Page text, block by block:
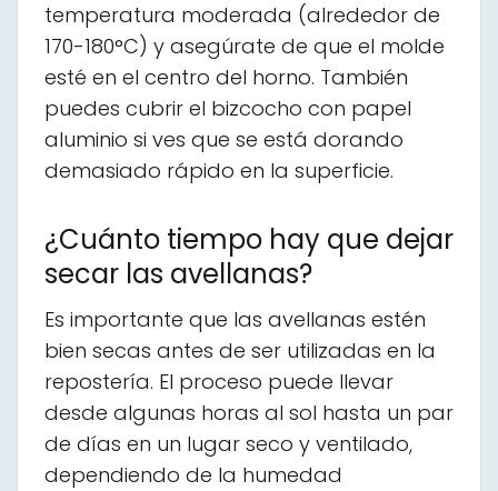
temperatura moderada (alrededor de
170-180°C) y asegúrate de que el molde
esté en el centro del horno. También
puedes cubrir el bizcocho con papel
aluminio si ves que se está dorando
demasiado rápido en la superficie.
¿Cuánto tiempo hay que dejar
secar las avellanas?
Es importante que las avellanas estén
bien secas antes de ser utilizadas en la
repostería. El proceso puede llevar
desde algunas horas al sol hasta un par
de días en un lugar seco y ventilado,
dependiendo de la humedad